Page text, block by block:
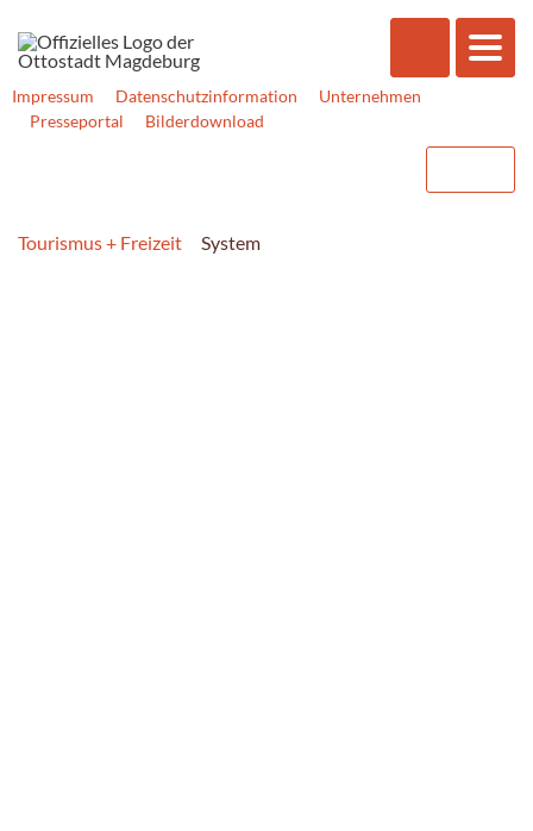
Impressum Datenschutzinformation
Unternehmen
Presseportal
Bilderdownload
Tourismus + Freizeit System